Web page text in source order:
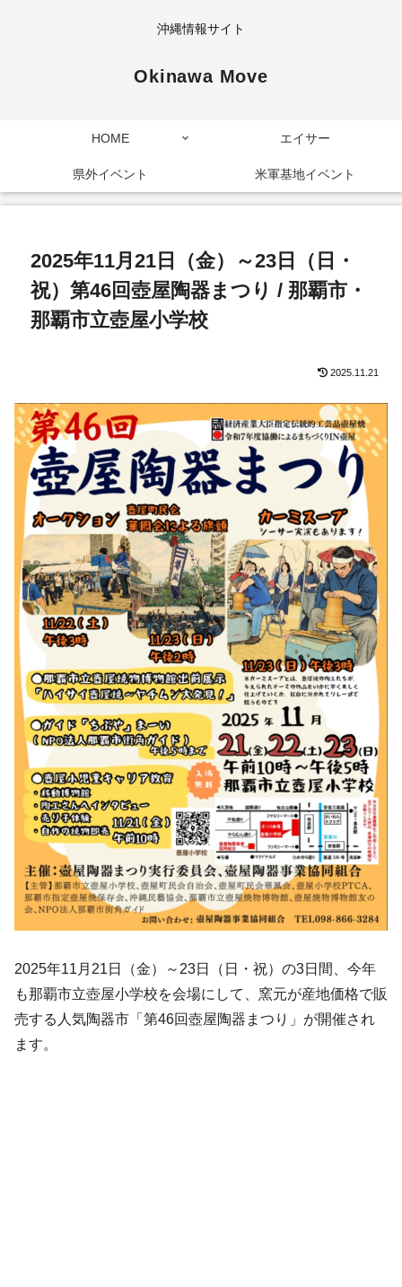
沖縄情報サイト
Okinawa Move
HOME エイサー
県外イベント 米軍基地イベント
2025年11月21日（金）～23日（日・
祝）第46回壺屋陶器まつり / 那覇市・
那覇市立壺屋小学校
2025.11.21
2025年11月21日（金）～23日（日・祝）の3日間、今年
も那覇市立壺屋小学校を会場にして、窯元が産地価格で販
売する人気陶器市「第46回壺屋陶器まつり」が開催され
ます。